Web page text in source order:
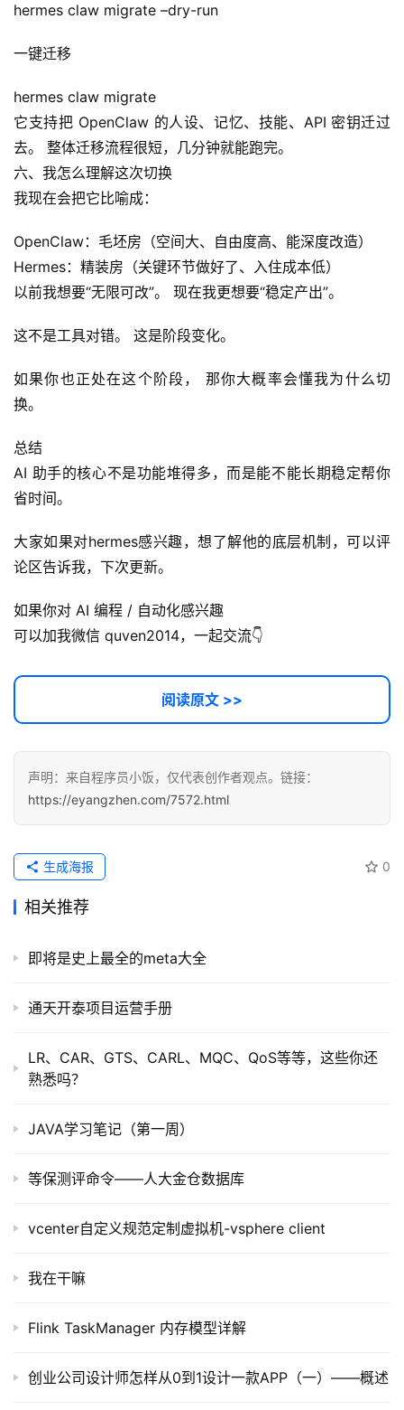
hermes claw migrate –dry-run
一键迁移
hermes claw migrate
它支持把 OpenClaw 的人设、记忆、技能、API 密钥迁过
去。 整体迁移流程很短，几分钟就能跑完。
六、我怎么理解这次切换
我现在会把它比喻成：
OpenClaw：毛坯房（空间大、自由度高、能深度改造）
Hermes：精装房（关键环节做好了、入住成本低）
以前我想要“无限可改”。 现在我更想要“稳定产出”。
这不是工具对错。 这是阶段变化。
如果你也正处在这个阶段， 那你大概率会懂我为什么切
换。
总结
AI 助手的核心不是功能堆得多，而是能不能长期稳定帮你
省时间。
大家如果对hermes感兴趣，想了解他的底层机制，可以评
论区告诉我，下次更新。
如果你对 AI 编程 / 自动化感兴趣
可以加我微信 quven2014，一起交流👇
阅读原文 >>
声明：来自程序员小饭，仅代表创作者观点。链接：
https://eyangzhen.com/7572.html
0
生成海报
相关推荐
即将是史上最全的meta大全
通天开泰项目运营手册
LR、CAR、GTS、CARL、MQC、QoS等等，这些你还
熟悉吗？
JAVA学习笔记（第一周）
等保测评命令——人大金仓数据库
vcenter自定义规范定制虚拟机-vsphere client
我在干嘛
Flink TaskManager 内存模型详解
创业公司设计师怎样从0到1设计一款APP（一）——概述